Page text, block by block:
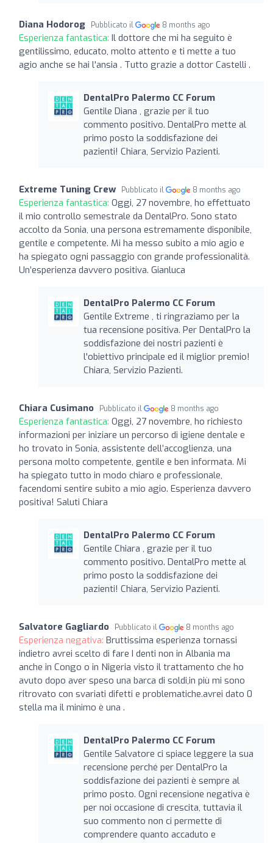
Diana Hodorog Pubblicato il 8 months ago
Esperienza fantastica: Il dottore che mi ha seguito è
gentilissimo, educato, molto attento e ti mette a tuo
agio anche se hai l'ansia . Tutto grazie a dottor Castelli .
DentalPro Palermo CC Forum
Gentile Diana , grazie per il tuo
commento positivo. DentalPro mette al
primo posto la soddisfazione dei
pazienti! Chiara, Servizio Pazienti.
Extreme Tuning Crew Pubblicato il 8 months ago
Esperienza fantastica: Oggi, 27 novembre, ho effettuato
il mio controllo semestrale da DentalPro. Sono stato
accolto da Sonia, una persona estremamente disponibile,
gentile e competente. Mi ha messo subito a mio agio e
ha spiegato ogni passaggio con grande professionalità.
Un’esperienza davvero positiva. Gianluca
DentalPro Palermo CC Forum
Gentile Extreme , ti ringraziamo per la
tua recensione positiva. Per DentalPro la
soddisfazione dei nostri pazienti è
l'obiettivo principale ed il miglior premio!
Chiara, Servizio Pazienti.
Chiara Cusimano Pubblicato il 8 months ago
Esperienza fantastica: Oggi, 27 novembre, ho richiesto
informazioni per iniziare un percorso di igiene dentale e
ho trovato in Sonia, assistente dell’accoglienza, una
persona molto competente, gentile e ben informata. Mi
ha spiegato tutto in modo chiaro e professionale,
facendomi sentire subito a mio agio. Esperienza davvero
positiva! Saluti Chiara
DentalPro Palermo CC Forum
Gentile Chiara , grazie per il tuo
commento positivo. DentalPro mette al
primo posto la soddisfazione dei
pazienti! Chiara, Servizio Pazienti.
Salvatore Gagliardo Pubblicato il 8 months ago
Esperienza negativa: Bruttissima esperienza tornassi
indietro avrei scelto di fare I denti non in Albania ma
anche in Congo o in Nigeria visto il trattamento che ho
avuto dopo aver speso una barca di soldi,in più mi sono
ritrovato con svariati difetti e problematiche.avrei dato 0
stella ma il minimo è una .
DentalPro Palermo CC Forum
Gentile Salvatore ci spiace leggere la sua
recensione perché per DentalPro la
soddisfazione dei pazienti è sempre al
primo posto. Ogni recensione negativa è
per noi occasione di crescita, tuttavia il
suo commento non ci permette di
comprendere quanto accaduto e